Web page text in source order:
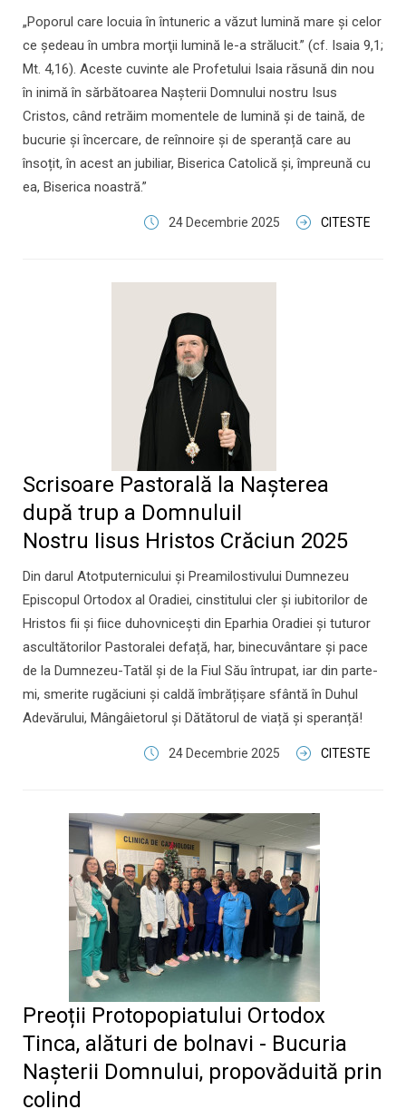
„Poporul care locuia în întuneric a văzut lumină mare şi celor
ce şedeau în umbra morţii lumină le-a strălucit.” (cf. Isaia 9,1;
Mt. 4,16). Aceste cuvinte ale Profetului Isaia răsună din nou
în inimă în sărbătoarea Nașterii Domnului nostru Isus
Cristos, când retrăim momentele de lumină și de taină, de
bucurie și încercare, de reînnoire și de speranță care au
însoțit, în acest an jubiliar, Biserica Catolică și, împreună cu
ea, Biserica noastră.”
24 Decembrie 2025 CITESTE
Scrisoare Pastorală la Nașterea
după trup a DomnuluiI
Nostru Iisus Hristos Crăciun 2025
Din darul Atotputernicului și Preamilostivului Dumnezeu
Episcopul Ortodox al Oradiei, cinstitului cler și iubitorilor de
Hristos fii și fiice duhovnicești din Eparhia Oradiei și tuturor
ascultătorilor Pastoralei defață, har, binecuvântare și pace
de la Dumnezeu-Tatăl și de la Fiul Său întrupat, iar din parte-
mi, smerite rugăciuni și caldă îmbrățișare sfântă în Duhul
Adevărului, Mângâietorul și Dătătorul de viață și speranță!
24 Decembrie 2025 CITESTE
Preoții Protopopiatului Ortodox
Tinca, alături de bolnavi - Bucuria
Nașterii Domnului, propovăduită prin
colind